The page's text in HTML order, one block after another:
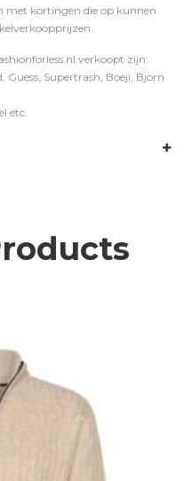
met kortingen die op kunnen
verkoopt zijn:
Supertrash, Boeji, Bjorn
etc.